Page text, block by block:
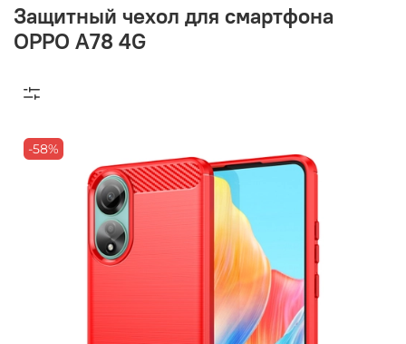
Защитный чехол для смартфона
OPPO A78 4G
-58%